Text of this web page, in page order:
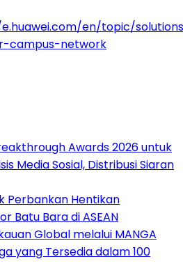
en/topic/
campus-network
Awards 2026 untuk
Media Sosial, Distribusi Siaran
Perbankan Hentikan
Batu Bara di ASEAN
Global melalui MANGA
yang Tersedia dalam 100